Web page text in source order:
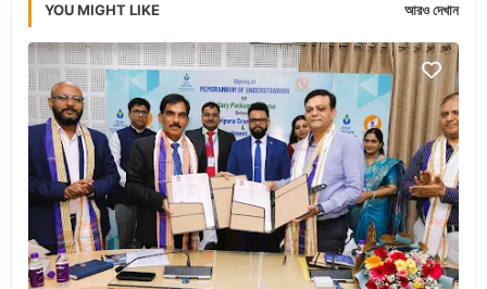
YOU MIGHT LIKE আরও দেখান